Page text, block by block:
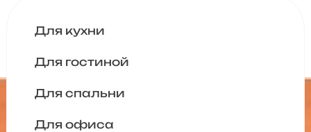
Для кухни
Для гостиной
Для спальни
Для офиса